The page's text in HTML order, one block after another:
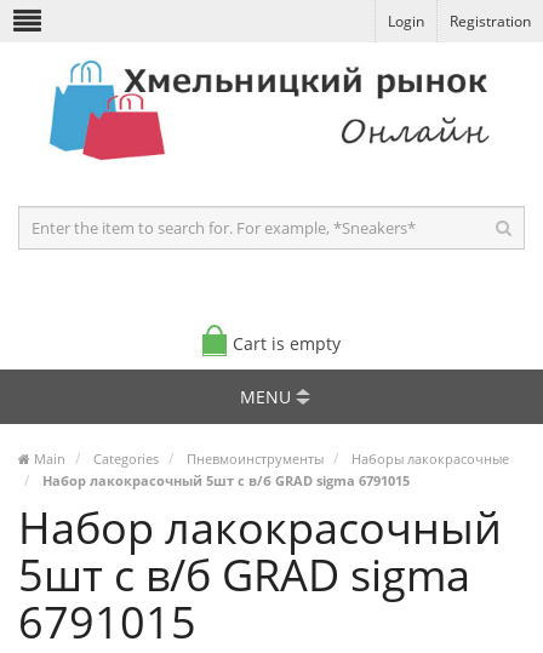
Login Registration
Cart is empty
MENU
Main Categories Пневмоинструменты
Наборы лакокрасочные
Набор лакокрасочный 5шт с в/б GRAD sigma 6791015
Набор лакокрасочный
5шт с в/б GRAD sigma
6791015